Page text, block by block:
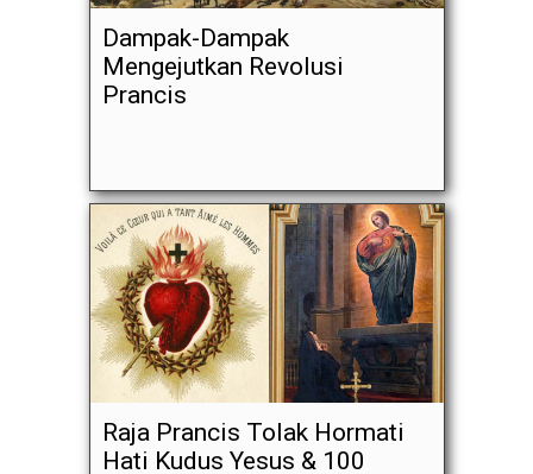
Dampak-Dampak
Mengejutkan Revolusi
Prancis
Raja Prancis Tolak Hormati
Hati Kudus Yesus & 100